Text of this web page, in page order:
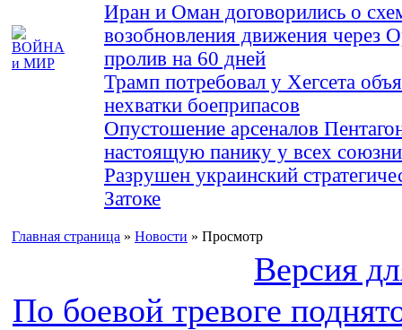
Иран и Оман договорились о
возобновления движения через
пролив на 60 дней
Трамп потребовал у Хегсета
нехватки боеприпасов
Опустошение арсеналов
настоящую панику у всех
Разрушен украинский
Затоке
Главная страница » Новости » Просмотр
Версия
По боевой тревоге